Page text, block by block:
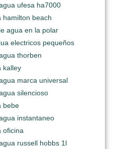
ufesa ha7000
hamilton beach
agua en la polar
electricos pequeños
thorben
kalley
marca universal
silencioso
bebe
instantaneo
oficina
russell hobbs 1l